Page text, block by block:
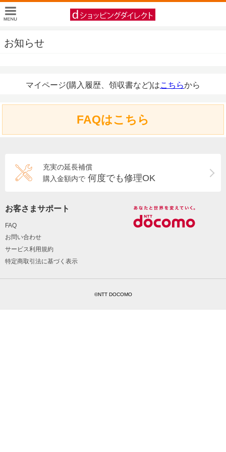
お知らせ
マイページ(購入履歴、領収書など)はこちらから
FAQはこちら
充実の延長補償
購入金額内で 何度でも修理OK
お客さまサポート
FAQ
お問い合わせ
サービス利用規約
特定商取引法に基づく表示
©NTT DOCOMO